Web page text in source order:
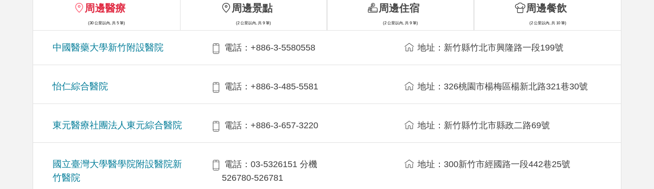
周邊醫療
(30 公里以內, 共 5 筆)
中國醫藥大學新竹附設醫院 電話：+886-3-5580558 地址：新竹縣竹北市興隆路一段199號
怡仁綜合醫院 電話：+886-3-485-5581 地址：326桃園市楊梅區楊新北路321巷30號
東元醫療社團法人東元綜合醫院 電話：+886-3-657-3220 地址：新竹縣竹北市縣政二路69號
國立臺灣大學醫學院附設醫院新
竹醫院
電話：03-5326151 分機
526780-526781
地址：300新竹市經國路一段442巷25號
周邊景點
(2 公里以內, 共 9 筆)
周邊住宿
(2 公里以內, 共 9 筆)
周邊餐飲
(2 公里以內, 共 10 筆)